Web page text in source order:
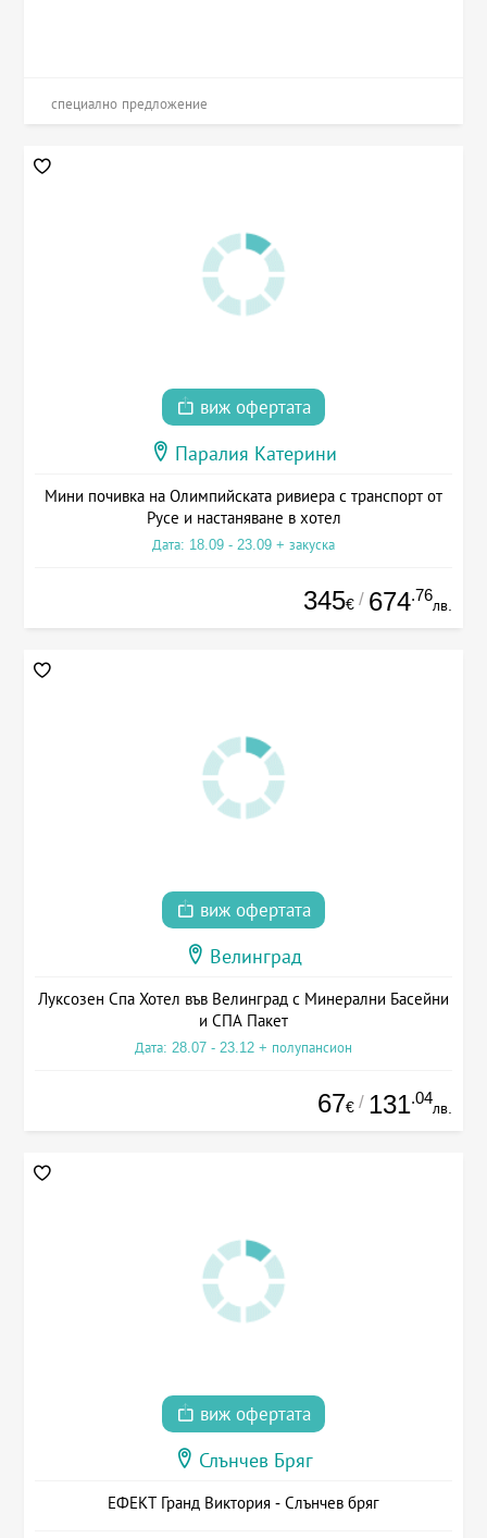
специално предложение
виж офертата
Паралия Катерини
Мини почивка на Олимпийската ривиера с транспорт от
Русе и настаняване в хотел
Дата: 18.09 - 23.09 + закуска
345€ / 674.76
лв.
виж офертата
Велинград
Луксозен Спа Хотел във Велинград с Минерални Басейни
и СПА Пакет
Дата: 28.07 - 23.12 + полупансион
67€ / 131.04
лв.
виж офертата
Слънчев Бряг
ЕФЕКТ Гранд Виктория - Слънчев бряг